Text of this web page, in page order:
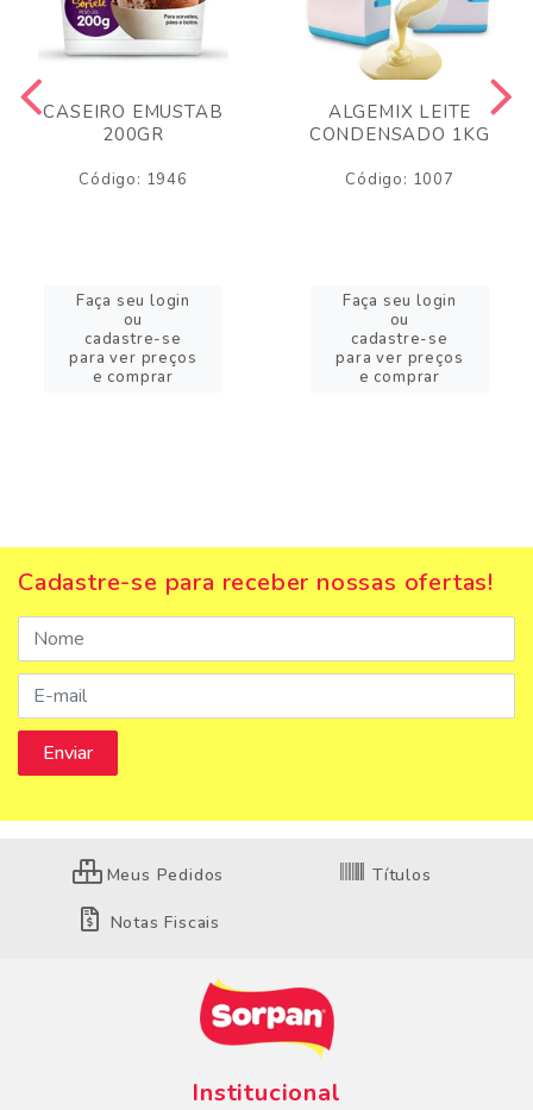
CASEIRO EMUSTAB
200GR
Código: 1946
Faça seu login
ou
cadastre-se
para ver preços
e comprar
ALGEMIX LEITE
CONDENSADO 1KG
Código: 1007
Faça seu login
ou
cadastre-se
para ver preços
e comprar
Cadastre-se para receber nossas ofertas!
Meus Pedidos Títulos
Notas Fiscais
Institucional